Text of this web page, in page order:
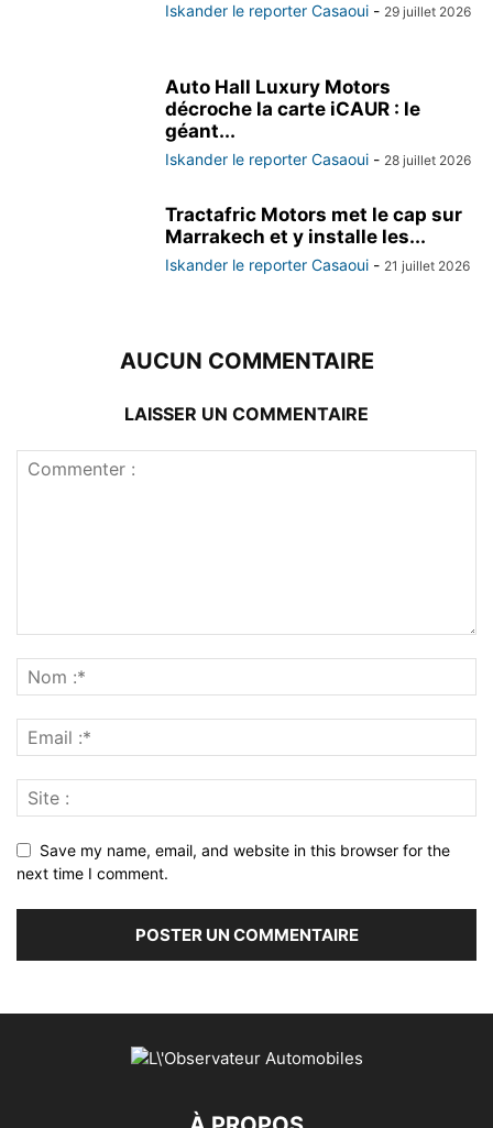
Iskander le reporter Casaoui - 29 juillet 2026
Auto Hall Luxury Motors
décroche la carte iCAUR : le
géant...
Iskander le reporter Casaoui - 28 juillet 2026
Tractafric Motors met le cap sur
Marrakech et y installe les...
Iskander le reporter Casaoui - 21 juillet 2026
AUCUN COMMENTAIRE
LAISSER UN COMMENTAIRE
Save my name, email, and website in this browser for the
next time I comment.